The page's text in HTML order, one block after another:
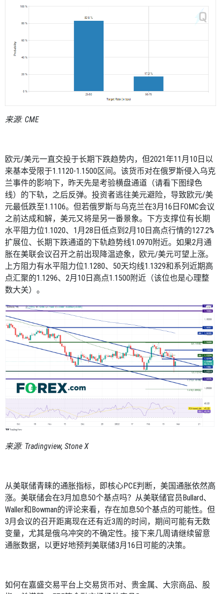
来源: CME
欧元/美元一直交投于长期下跌趋势内，但2021年11 月 10 日以
来基本受限于1.1120-1.1500区间。该货币对在俄罗斯侵入乌克
兰事件的影响下，昨天先是考验横盘通道（请看下图绿色
线）的下轨，之后反弹。投资者逃往美元避险，导致欧元/美
元最低跌至1.1106。但若俄罗斯与乌克兰在3月 16 日 FOMC会议
之前达成和解，美元又将是另一番景象。下方支撑位有长期
水平阻力位1.1020、 1 月 28 日低点到 2月 10 日高点行情的127.2%
扩展位、长期下跌通道的下轨趋势线1.0970附近。如果2月通
胀在美联会议召开之前出现降温迹象，欧元/美元可望上涨。
上方阻力有水平阻力位1.1280、 50天均线1.1329和系列近期高
点汇聚的1.1296、 2月 10 日高点1.1500附近（该位也是心理整
数大关）。
来源: Tradingview, Stone X
从美联储青睐的通胀指标，即核心PCE判断，美国通胀依然高
涨。美联储会在3月加息50个基点吗？从美联储官员Bullard、
Waller和Bowman的评论来看，存在加息50个基点的可能性。但
3月会议的召开距离现在还有近3周的时间，期间可能有无数
变量，尤其是俄乌冲突的不确定性。接下来几周请继续留意
通胀数据，以更好地预判美联储3月 16 日可能的决策。
如何在嘉盛交易平台上交易货币对、贵金属、大宗商品、股